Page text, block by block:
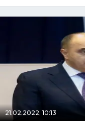
21.02.2022, 10:13